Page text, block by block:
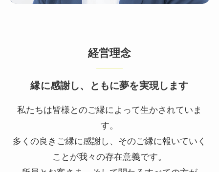
経営理念
縁に感謝し、ともに夢を実現します
私たちは皆様とのご縁によって⽣かされていま
す。
多くの良きご縁に感謝し、そのご縁に報いていく
ことが我々の存在意義です。